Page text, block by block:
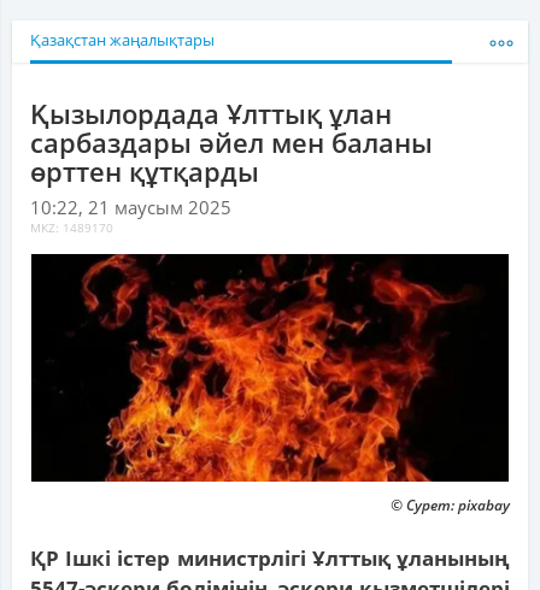
Қазақстан жаңалықтары
Қызылордада Ұлттық ұлан
сарбаздары әйел мен баланы
өрттен құтқарды
10:22, 21 маусым 2025
MKZ: 1489170
© Сурет: pixabay
ҚР Ішкі істер министрлігі Ұлттық ұланының